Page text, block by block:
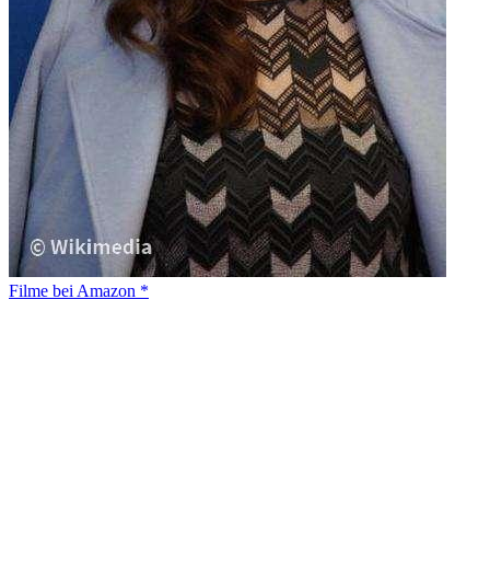
Filme bei Amazon *